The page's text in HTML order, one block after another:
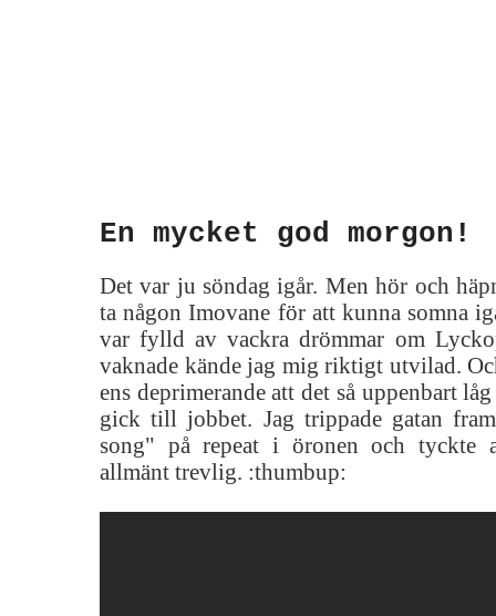
En mycket god morgon!
Det var ju söndag igår. Men hör och
ta någon Imovane för att kunna somna
var fylld av vackra drömmar om
vaknade kände jag mig riktigt utvilad.
ens deprimerande att det så uppenbart
gick till jobbet. Jag trippade gatan
song" på repeat i öronen och tyckte
allmänt trevlig. :thumbup: